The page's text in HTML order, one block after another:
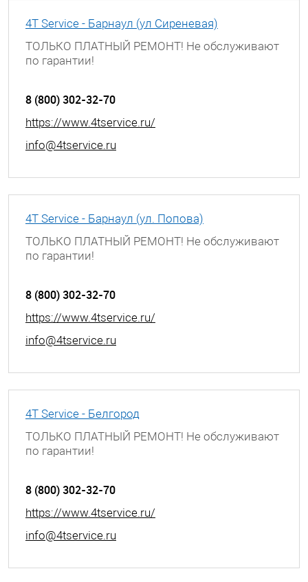
4T Service - Барнаул (ул Сиреневая)
ТОЛЬКО ПЛАТНЫЙ РЕМОНТ! Не обслуживают
по гарантии!
8 (800) 302-32-70
https://www.4tservice.ru/
info@4tservice.ru
4T Service - Барнаул (ул. Попова)
ТОЛЬКО ПЛАТНЫЙ РЕМОНТ! Не обслуживают
по гарантии!
8 (800) 302-32-70
https://www.4tservice.ru/
info@4tservice.ru
4T Service - Белгород
ТОЛЬКО ПЛАТНЫЙ РЕМОНТ! Не обслуживают
по гарантии!
8 (800) 302-32-70
https://www.4tservice.ru/
info@4tservice.ru